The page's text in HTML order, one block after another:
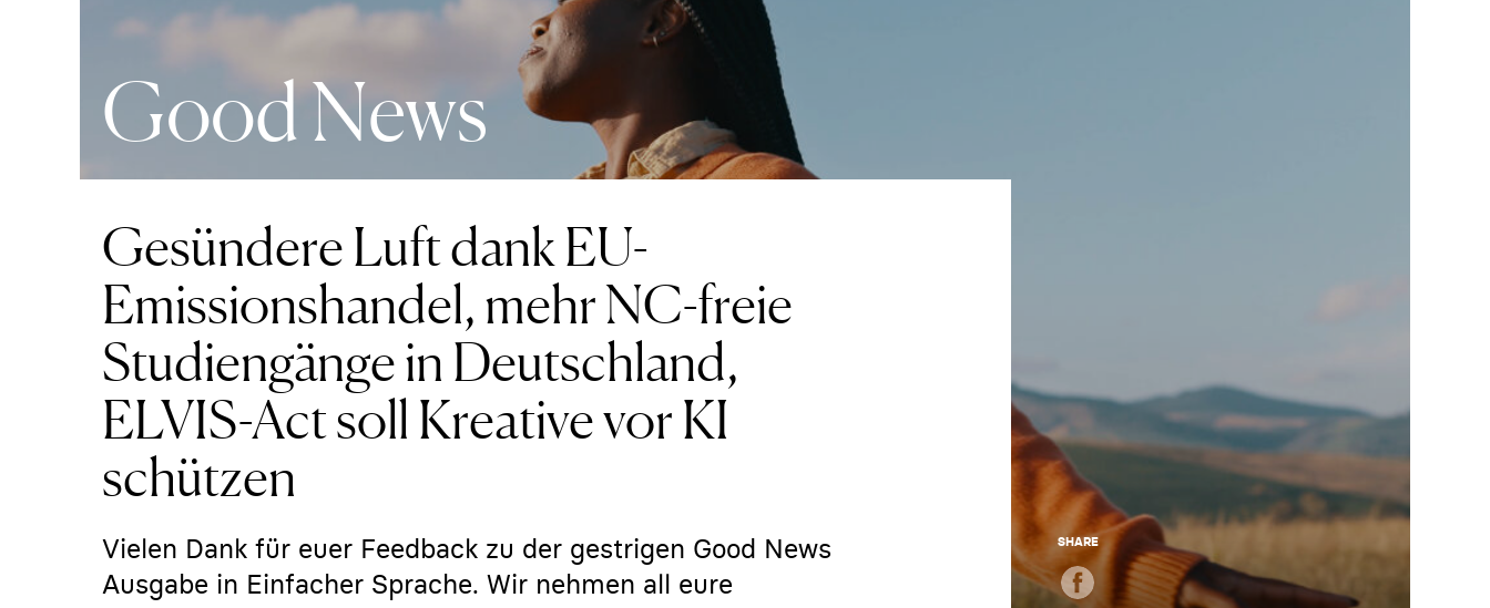
Good News
Gesündere Luft dank EU-
Emissionshandel, mehr NC-freie
Studiengänge in Deutschland,
ELVIS-Act soll Kreative vor KI
schützen
Vielen Dank für euer Feedback zu der gestrigen Good News
Ausgabe in Einfacher Sprache. Wir nehmen all eure
SHARE